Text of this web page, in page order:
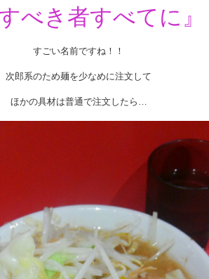
すべき者すべてに』
すごい名前ですね！！
次郎系のため麺を少なめに注文して
ほかの具材は普通で注文したら…